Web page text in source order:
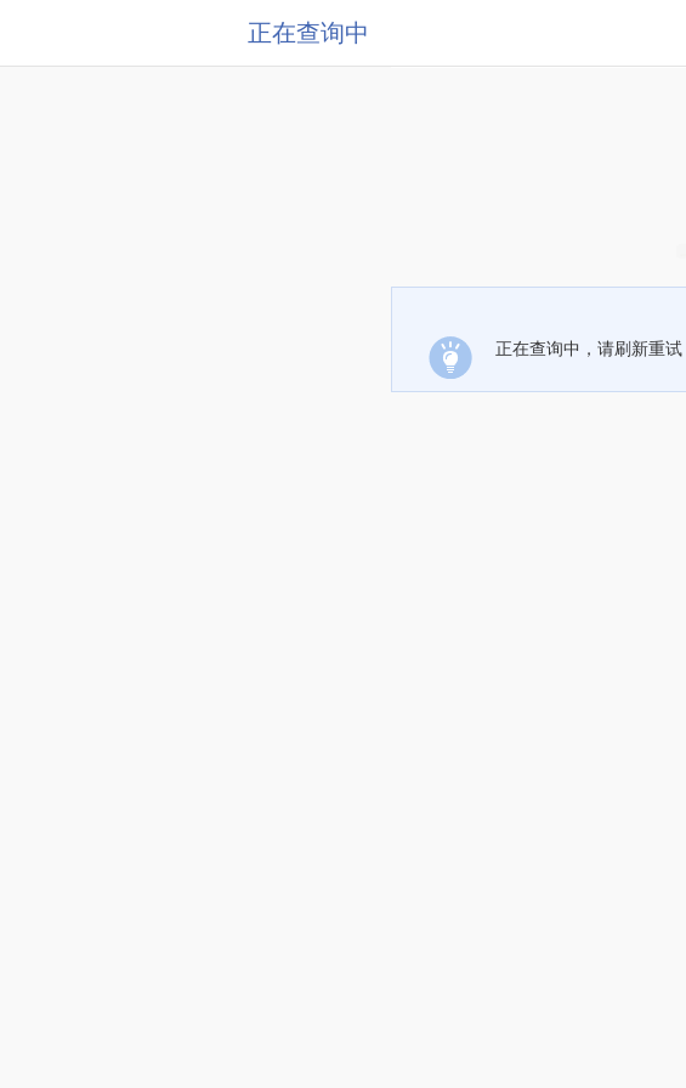
正在查询中
正在查询中，请刷新重试